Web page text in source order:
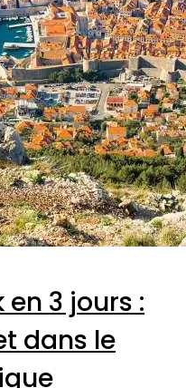
3 jours :
dans le